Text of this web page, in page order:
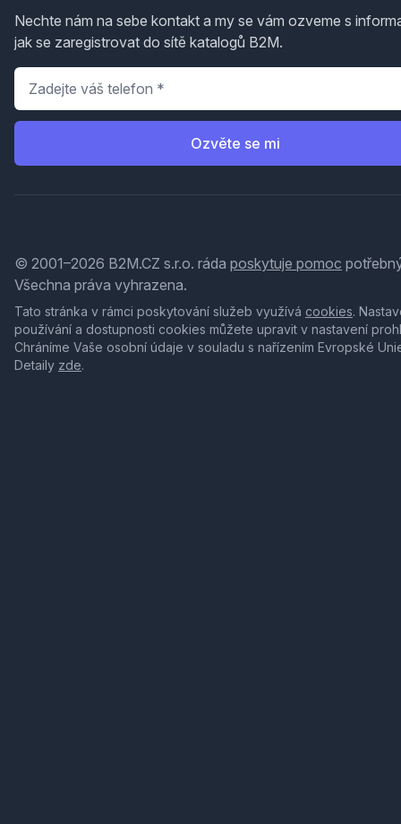
Nechte nám na sebe kontakt a my se vám ozveme s
jak se zaregistrovat do sítě katalogů B2M.
Telefon
Ozvěte se mi
© 2001–2026 B2M.CZ s.r.o. ráda poskytuje pomoc
Všechna práva vyhrazena.
Tato stránka v rámci poskytování služeb využívá cookies.
používání a dostupnosti cookies můžete upravit v nastavení
Chráníme Vaše osobní údaje v souladu s nařízením Evropské
Detaily zde.